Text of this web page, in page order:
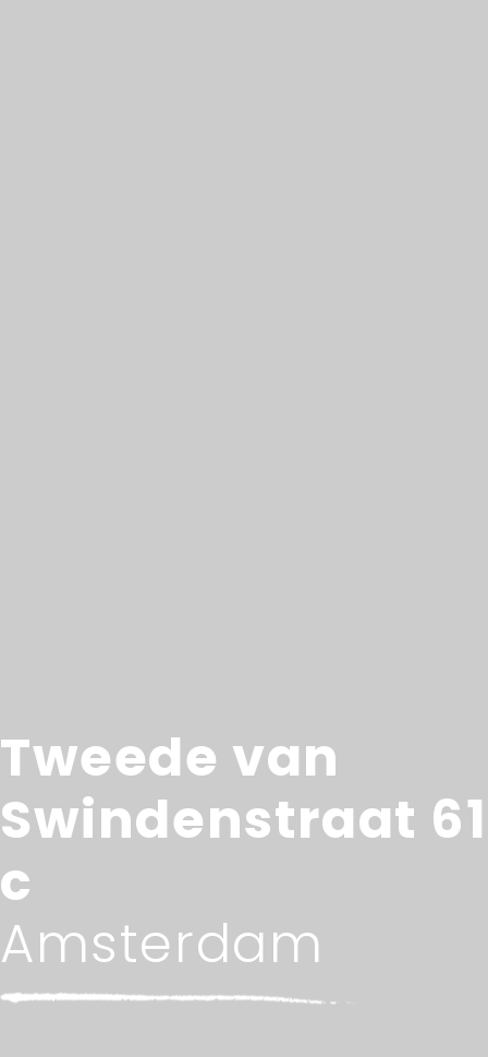
Tweede van
Swindenstraat 61
c
Amsterdam